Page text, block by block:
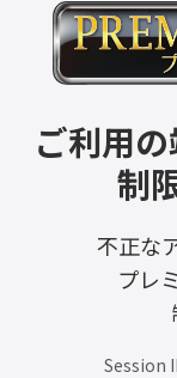
ご利用
制
不正な
プレ
Session